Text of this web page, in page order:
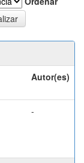
Autor(es)
-